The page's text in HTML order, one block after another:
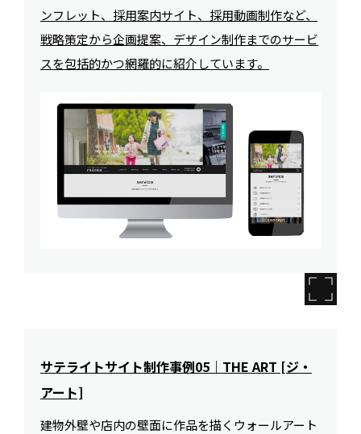
ンフレット、採用案内サイト、採用動画制作など、
戦略策定から企画提案、デザイン制作までのサービ
スを包括的かつ網羅的に紹介しています。
サテライトサイト制作事例05｜THE ART [ジ・
アート]
建物外壁や店内の壁面に作品を描くウォールアート